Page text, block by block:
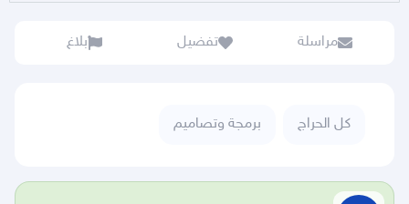
مراسلة تفضيل بلاغ
كل الحراج برمجة وتصاميم